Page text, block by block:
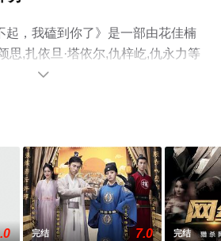
起，我磕到你了》是一部由花佳楠
思,扎依旦·塔依尔,仇梓屹,仇永力等
陆电视剧，大结局剧情已揭晓（全
息可移步至豆瓣电视剧、电视猫

完结 7.0 完结